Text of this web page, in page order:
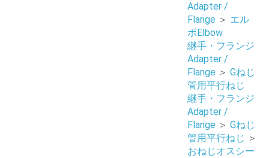
Adapter /
Flange ＞ エル
ボElbow
継手・フランジ
Adapter /
Flange ＞ Gねじ
管用平行ねじ
継手・フランジ
Adapter /
Flange ＞ Gねじ
管用平行ねじ ＞
おねじオスシー